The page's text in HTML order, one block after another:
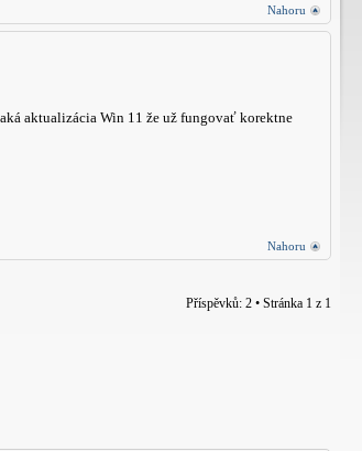
Nahoru
aktualizácia Win 11 že už fungovať korektne
Nahoru
Příspěvků: 2 • Stránka 1 z 1